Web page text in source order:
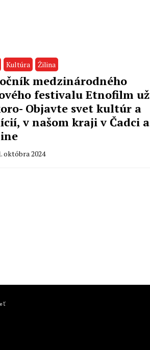
Kultúra Žilina
medzinárodného
festivalu Etnofilm už
Objavte svet kultúr a
v našom kraji v Čadci a
októbra 2024